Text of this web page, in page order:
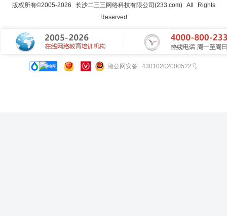
版权所有©2005-2026 长沙二三三网络科技有限公司(233.com)All Rights
Reserved
湘公网安备 43010202000522号